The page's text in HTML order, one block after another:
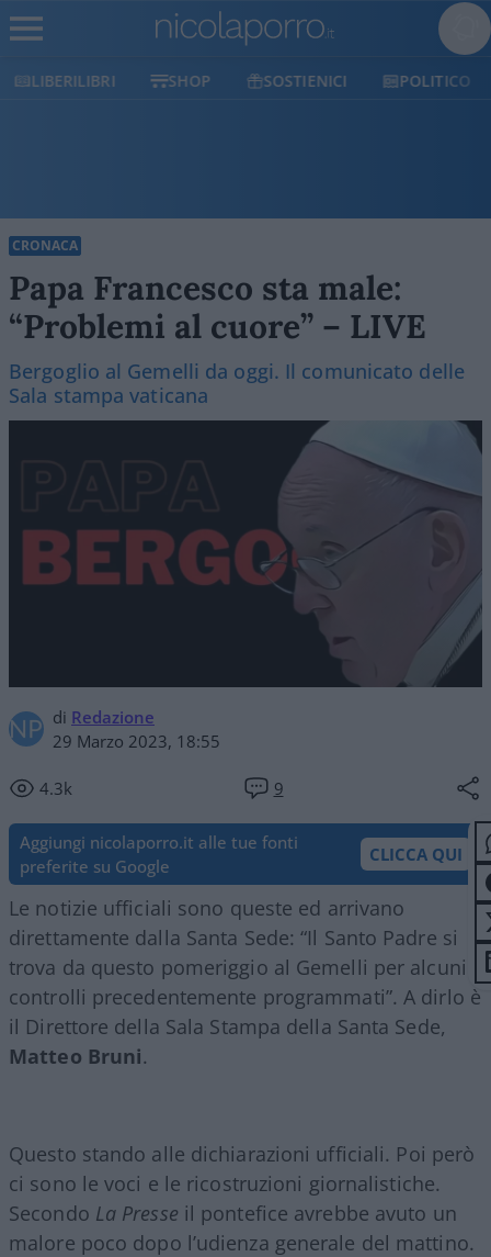
SHOP SOSTIENICI POLITICO MILANO
CRONACA
Papa Francesco sta male:
“Problemi al cuore” – LIVE
Bergoglio al Gemelli da oggi. Il comunicato delle
Sala stampa vaticana
di Redazione
29 Marzo 2023, 18:55
4.3k 9
Aggiungi nicolaporro.it alle tue fonti
preferite su Google
CLICCA QUI
Le notizie ufficiali sono queste ed arrivano
direttamente dalla Santa Sede: “Il Santo Padre si
trova da questo pomeriggio al Gemelli per alcuni
controlli precedentemente programmati”. A dirlo è
il Direttore della Sala Stampa della Santa Sede,
Matteo Bruni.
Questo stando alle dichiarazioni ufficiali. Poi però
ci sono le voci e le ricostruzioni giornalistiche.
Secondo La Presse il pontefice avrebbe avuto un
malore poco dopo l’udienza generale del mattino.